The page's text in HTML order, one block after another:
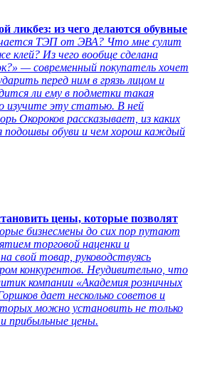
ликбез: из чего делаются обувные
ТЭП от ЭВА? Что мне сулит
Из чего вообще сделана
— современный покупатель хочет
перед ним в грязь лицом и
ли ему в подметки такая
изучите эту статью. В ней
Окороков рассказывает, из каких
подошвы обуви и чем хорош каждый
цены, которые позволят
бизнесмены до сих пор путают
торговой наценки и
свой товар, руководствуясь
конкурентов. Неудивительно, что
компании «Академия розничных
дает несколько советов и
можно установить не только
прибыльные цены.